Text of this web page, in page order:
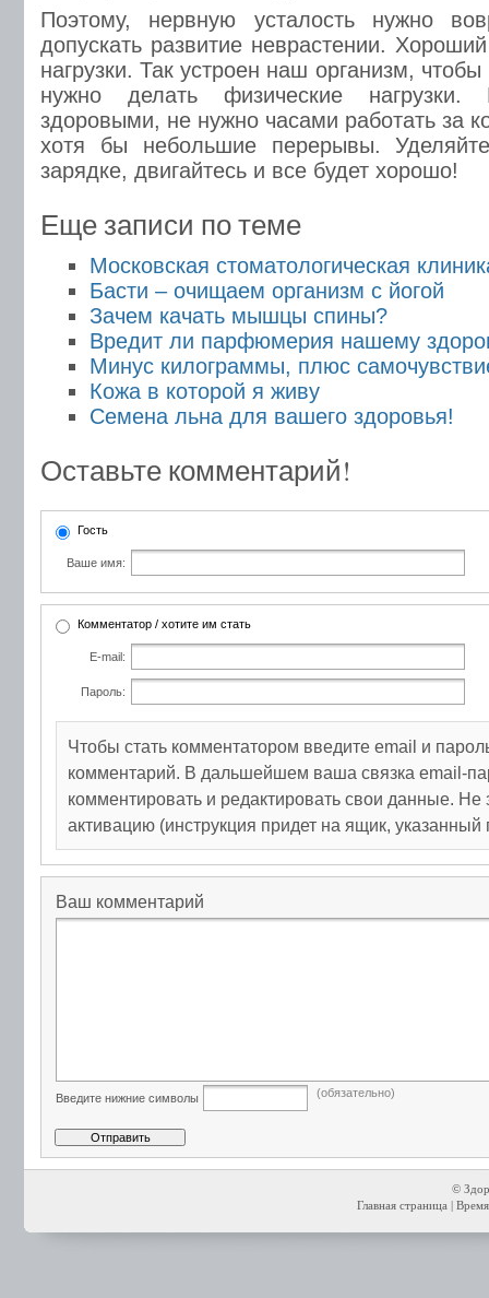
Поэтому, нервную усталость нужно
допускать развитие неврастении.
нагрузки. Так устроен наш организм, чтобы
нужно делать физические
здоровыми, не нужно часами работать за
хотя бы небольшие перерывы.
зарядке, двигайтесь и все будет хорошо!
Еще записи по теме
Московская стоматологическая
Басти – очищаем организм с йогой
Зачем качать мышцы спины?
Вредит ли парфюмерия нашему
Минус килограммы, плюс
Кожа в которой я живу
Семена льна для вашего здоровья!
Оставьте комментарий!
Гость
Ваше имя:
Комментатор / хотите им стать
E-mail:
Пароль:
Чтобы стать комментатором введите email и
комментарий. В дальшейшем ваша связка email-
комментировать и редактировать свои данные. Не
активацию (инструкция придет на ящик, указанный
Ваш комментарий
Введите нижние символы (обязательно)
©
Главная страница |